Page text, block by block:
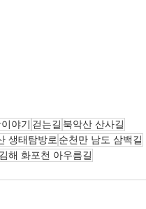
야기 걷는길 북악산 산사길
생태탐방로 순천만 남도 삼백길
김해 화포천 아우름길